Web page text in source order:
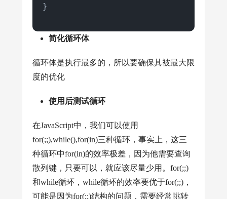
}
简化循环体
循环体是执行最多的，所以要确保其被最大限
度的优化
使用后测试循环
在JavaScript中，我们可以使用
for(;;),while(),for(in)三种循环，事实上，这三
种循环中for(in)的效率极差，因为他需要查询
散列键，只要可以，就应该尽量少用。for(;;)
和while循环，while循环的效率要优于for(;;)，
可能是因为for(;;)结构的问题，需要经常跳转